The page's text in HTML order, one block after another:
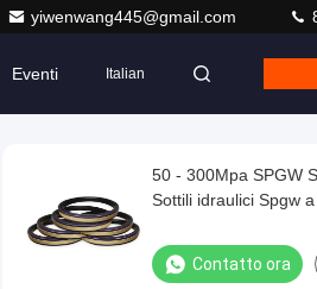
yiwenwang445@gmail.com
Eventi Italian
50 - 300Mpa SPGW
Sottili idraulici Spgw
Contatto ora